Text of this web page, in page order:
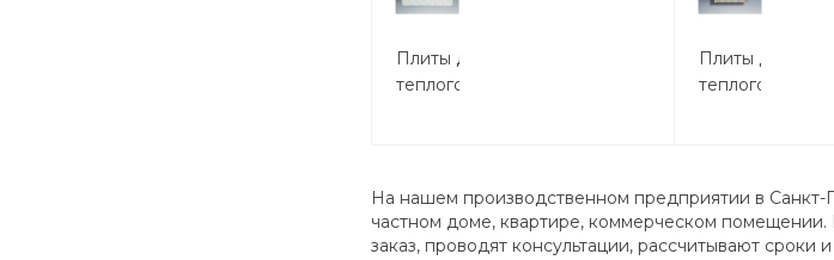
Плиты для
теплого
Плиты для
теплого
На нашем производственном предприятии в Санкт-
частном доме, квартире, коммерческом
заказ, проводят консультации, рассчитывают сроки